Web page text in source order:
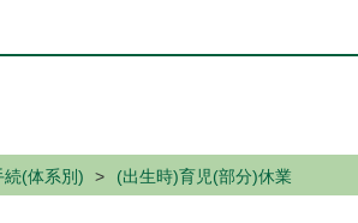
続(体系別) (出生時)育児(部分)休業